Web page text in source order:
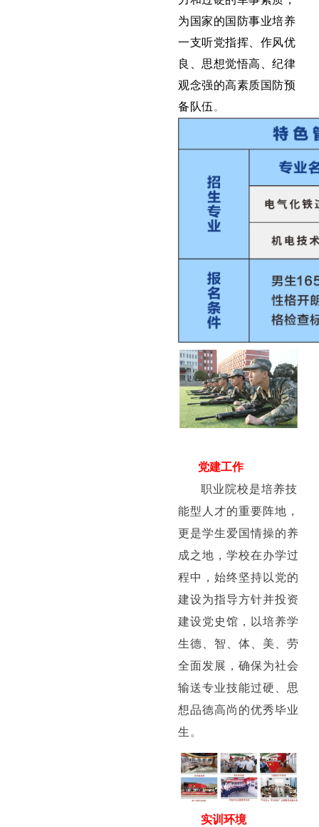
为国家的国防事业培养
一支听党指挥、作风优
良、思想觉悟高、纪律
观念强的高素质国防预
备队伍 。
党建工作
职业院校是培养技
能型人才的重要阵地，
更是学生爱国情操的养
成之地，学校在办学过
程中，始终坚持以党的
建设为指导方针并投资
建设党史馆，以培养学
生德、智、体、美、劳
全面发展，确保为社会
输送专业技能过硬、思
想品德高尚的优秀毕业
生。
实训环境